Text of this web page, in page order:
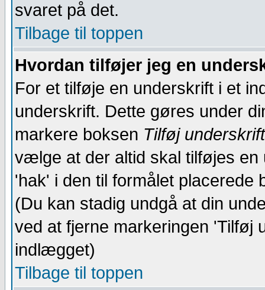
svaret på det.
Tilbage til toppen
Hvordan tilføjer jeg en
For et tilføje en underskrift i et
underskrift. Dette gøres under
markere boksen Tilføj underskrift
vælge at der altid skal tilføjes
'hak' i den til formålet
(Du kan stadig undgå at din
ved at fjerne markeringen 'Tilføj
indlægget)
Tilbage til toppen